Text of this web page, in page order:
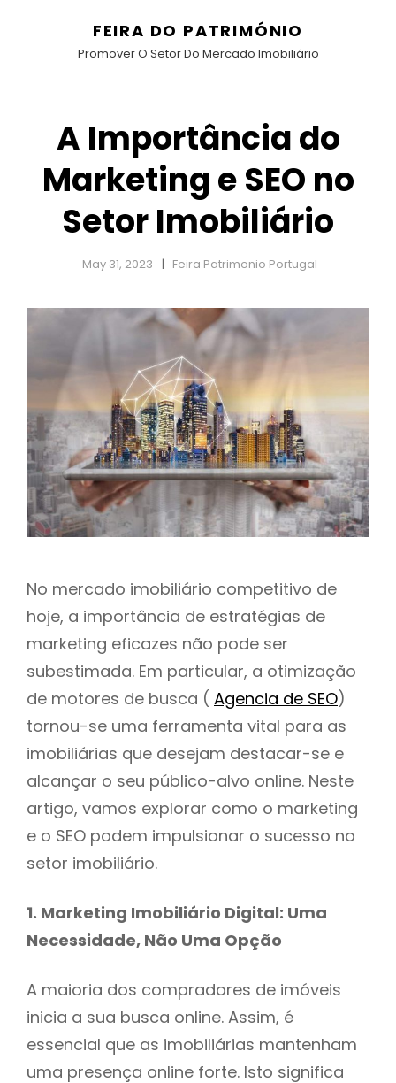
FEIRA DO PATRIMÓNIO
Promover O Setor Do Mercado Imobiliário
A Importância do
Marketing e SEO no
Setor Imobiliário
May 31, 2023 Feira Patrimonio Portugal
No mercado imobiliário competitivo de
hoje, a importância de estratégias de
marketing eficazes não pode ser
subestimada. Em particular, a otimização
de motores de busca ( Agencia de SEO)
tornou-se uma ferramenta vital para as
imobiliárias que desejam destacar-se e
alcançar o seu público-alvo online. Neste
artigo, vamos explorar como o marketing
e o SEO podem impulsionar o sucesso no
setor imobiliário.
1. Marketing Imobiliário Digital: Uma
Necessidade, Não Uma Opção
A maioria dos compradores de imóveis
inicia a sua busca online. Assim, é
essencial que as imobiliárias mantenham
uma presença online forte. Isto significa